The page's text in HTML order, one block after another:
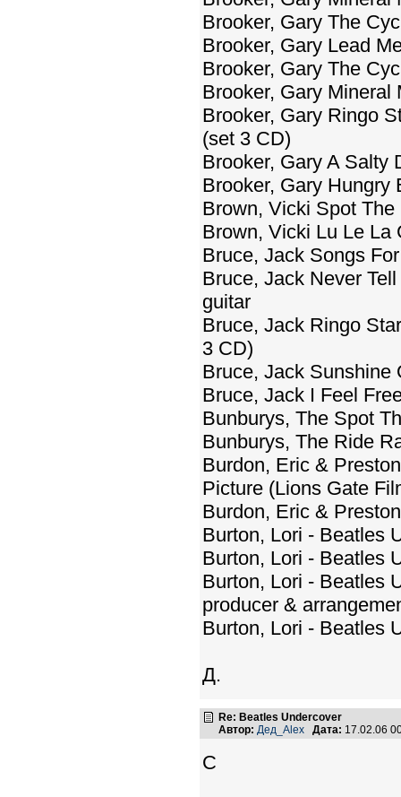
Brooker, Gary The
Brooker, Gary Lead
Brooker, Gary The
Brooker, Gary Mineral
Brooker, Gary Ringo
(set 3 CD)
Brooker, Gary A Salty
Brooker, Gary Hungry
Brown, Vicki Spot
Brown, Vicki Lu Le La
Bruce, Jack Songs
Bruce, Jack Never
guitar
Bruce, Jack Ringo
3 CD)
Bruce, Jack Sunshine
Bruce, Jack I Feel
Bunburys, The Spot
Bunburys, The Ride
Burdon, Eric &
Picture (Lions Gate
Burdon, Eric &
Burton, Lori - Beatles
Burton, Lori - Beatles
Burton, Lori - Beatles
producer &
Burton, Lori - Beatles
Д.
Re: Beatles Undercover
Автор: Дед_Alex Дата: 17.02.06
C